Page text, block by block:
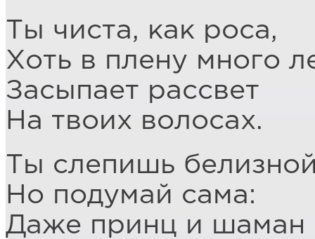
Ты чиста, как роса,
Хоть в плену много
Засыпает рассвет
На твоих волосах.
Ты слепишь
Но подумай сама:
Даже принц и шаман